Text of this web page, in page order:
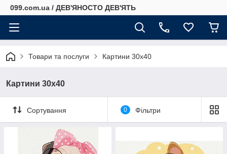
099.com.ua / ДЕВ'ЯНОСТО ДЕВ'ЯТЬ
Товари та послуги Картини 30х40
Картини 30х40
Сортування 0 Фільтри